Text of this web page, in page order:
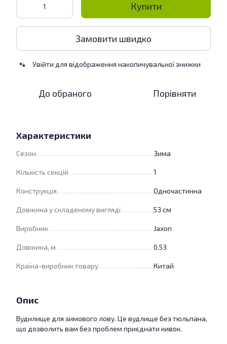
Купити
Замовити швидко
% Увійти для відображення накопичувальної знижки
До обраного Порівняти
Характеристики
Сезон Зима
Кількість секцій 1
Конструкція Одночастинна
Довжина у складеному вигляді 53 см
Виробник Jaxon
Довжина, м 0.53
Країна-виробник товару Китай
Опис
Вудилище для зимового лову. Це вудлище без тюльпана,
що дозволить вам без проблем приєднати кивок.